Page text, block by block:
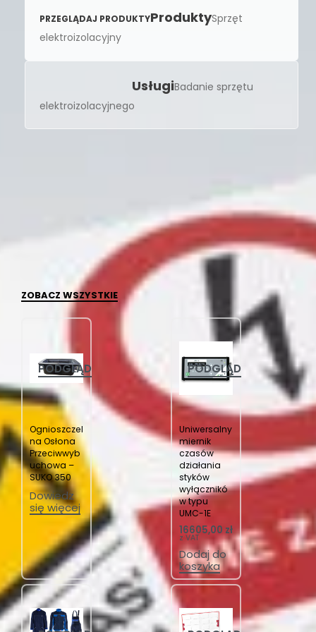
PRZEGLĄDAJ PRODUKTYProduktySprzęt
elektroizolacyjny
UsługiBadanie sprzętu
elektroizolacyjnego
POLECANE PRODUKTY
ZOBACZ WSZYSTKIE
PODGLĄD
Ognioszczel
na Osłona
Przeciwwyb
uchowa –
SUKO 350
Dowiedz
się więcej
PODGLĄD
Uniwersalny
miernik
czasów
działania
styków
wyłącznikó
w typu
UMC-1E
16605,00 zł
z VAT
Dodaj do
koszyka